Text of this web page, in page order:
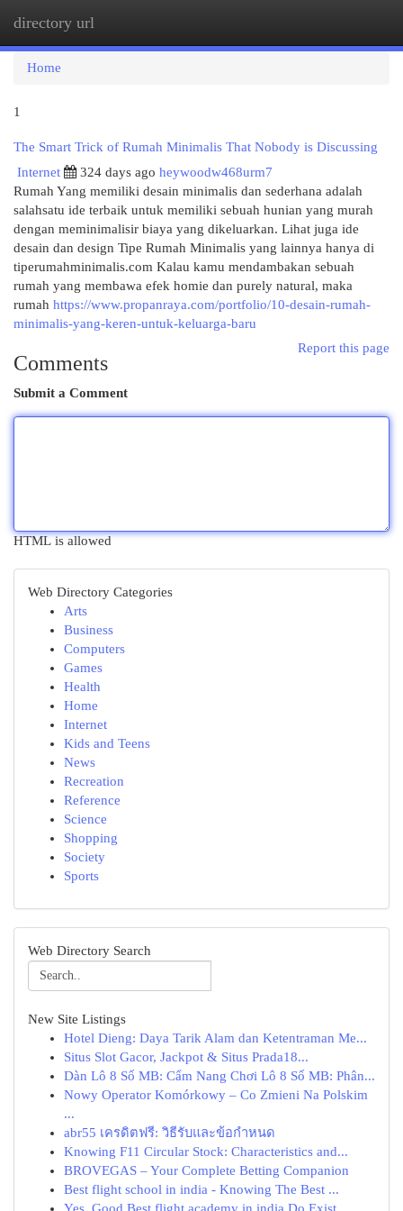
directory url
Home
1
The Smart Trick of Rumah Minimalis That Nobody is Discussing
Internet
324 days ago heywoodw468urm7
Rumah Yang memiliki desain minimalis dan sederhana adalah
salahsatu ide terbaik untuk memiliki sebuah hunian yang murah
dengan meminimalisir biaya yang dikeluarkan. Lihat juga ide
desain dan design Tipe Rumah Minimalis yang lainnya hanya di
tiperumahminimalis.com Kalau kamu mendambakan sebuah
rumah yang membawa efek homie dan purely natural, maka
rumah https://www.propanraya.com/portfolio/10-desain-rumah-
minimalis-yang-keren-untuk-keluarga-baru
Report this page
Comments
Submit a Comment
HTML is allowed
Web Directory Categories
Arts
Business
Computers
Games
Health
Home
Internet
Kids and Teens
News
Recreation
Reference
Science
Shopping
Society
Sports
Web Directory Search
New Site Listings
Hotel Dieng: Daya Tarik Alam dan Ketentraman Me...
Situs Slot Gacor, Jackpot & Situs Prada18...
Dàn Lô 8 Số MB: Cẩm Nang Chơi Lô 8 Số MB: Phân...
Nowy Operator Komórkowy – Co Zmieni Na Polskim
...
abr55 เครดิตฟรี: วิธีรับและข้อกำหนด
Knowing F11 Circular Stock: Characteristics and...
BROVEGAS – Your Complete Betting Companion
Best flight school in india - Knowing The Best ...